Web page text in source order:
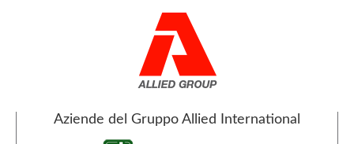
Aziende del Gruppo Allied International